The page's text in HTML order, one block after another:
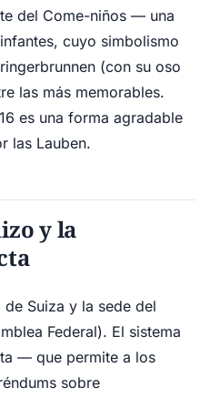
del Come-niños — una
cuyo simbolismo
(con su oso
las más memorables.
es una forma agradable
las Lauben.
y la
de Suiza y la sede del
Federal). El sistema
— que permite a los
sobre